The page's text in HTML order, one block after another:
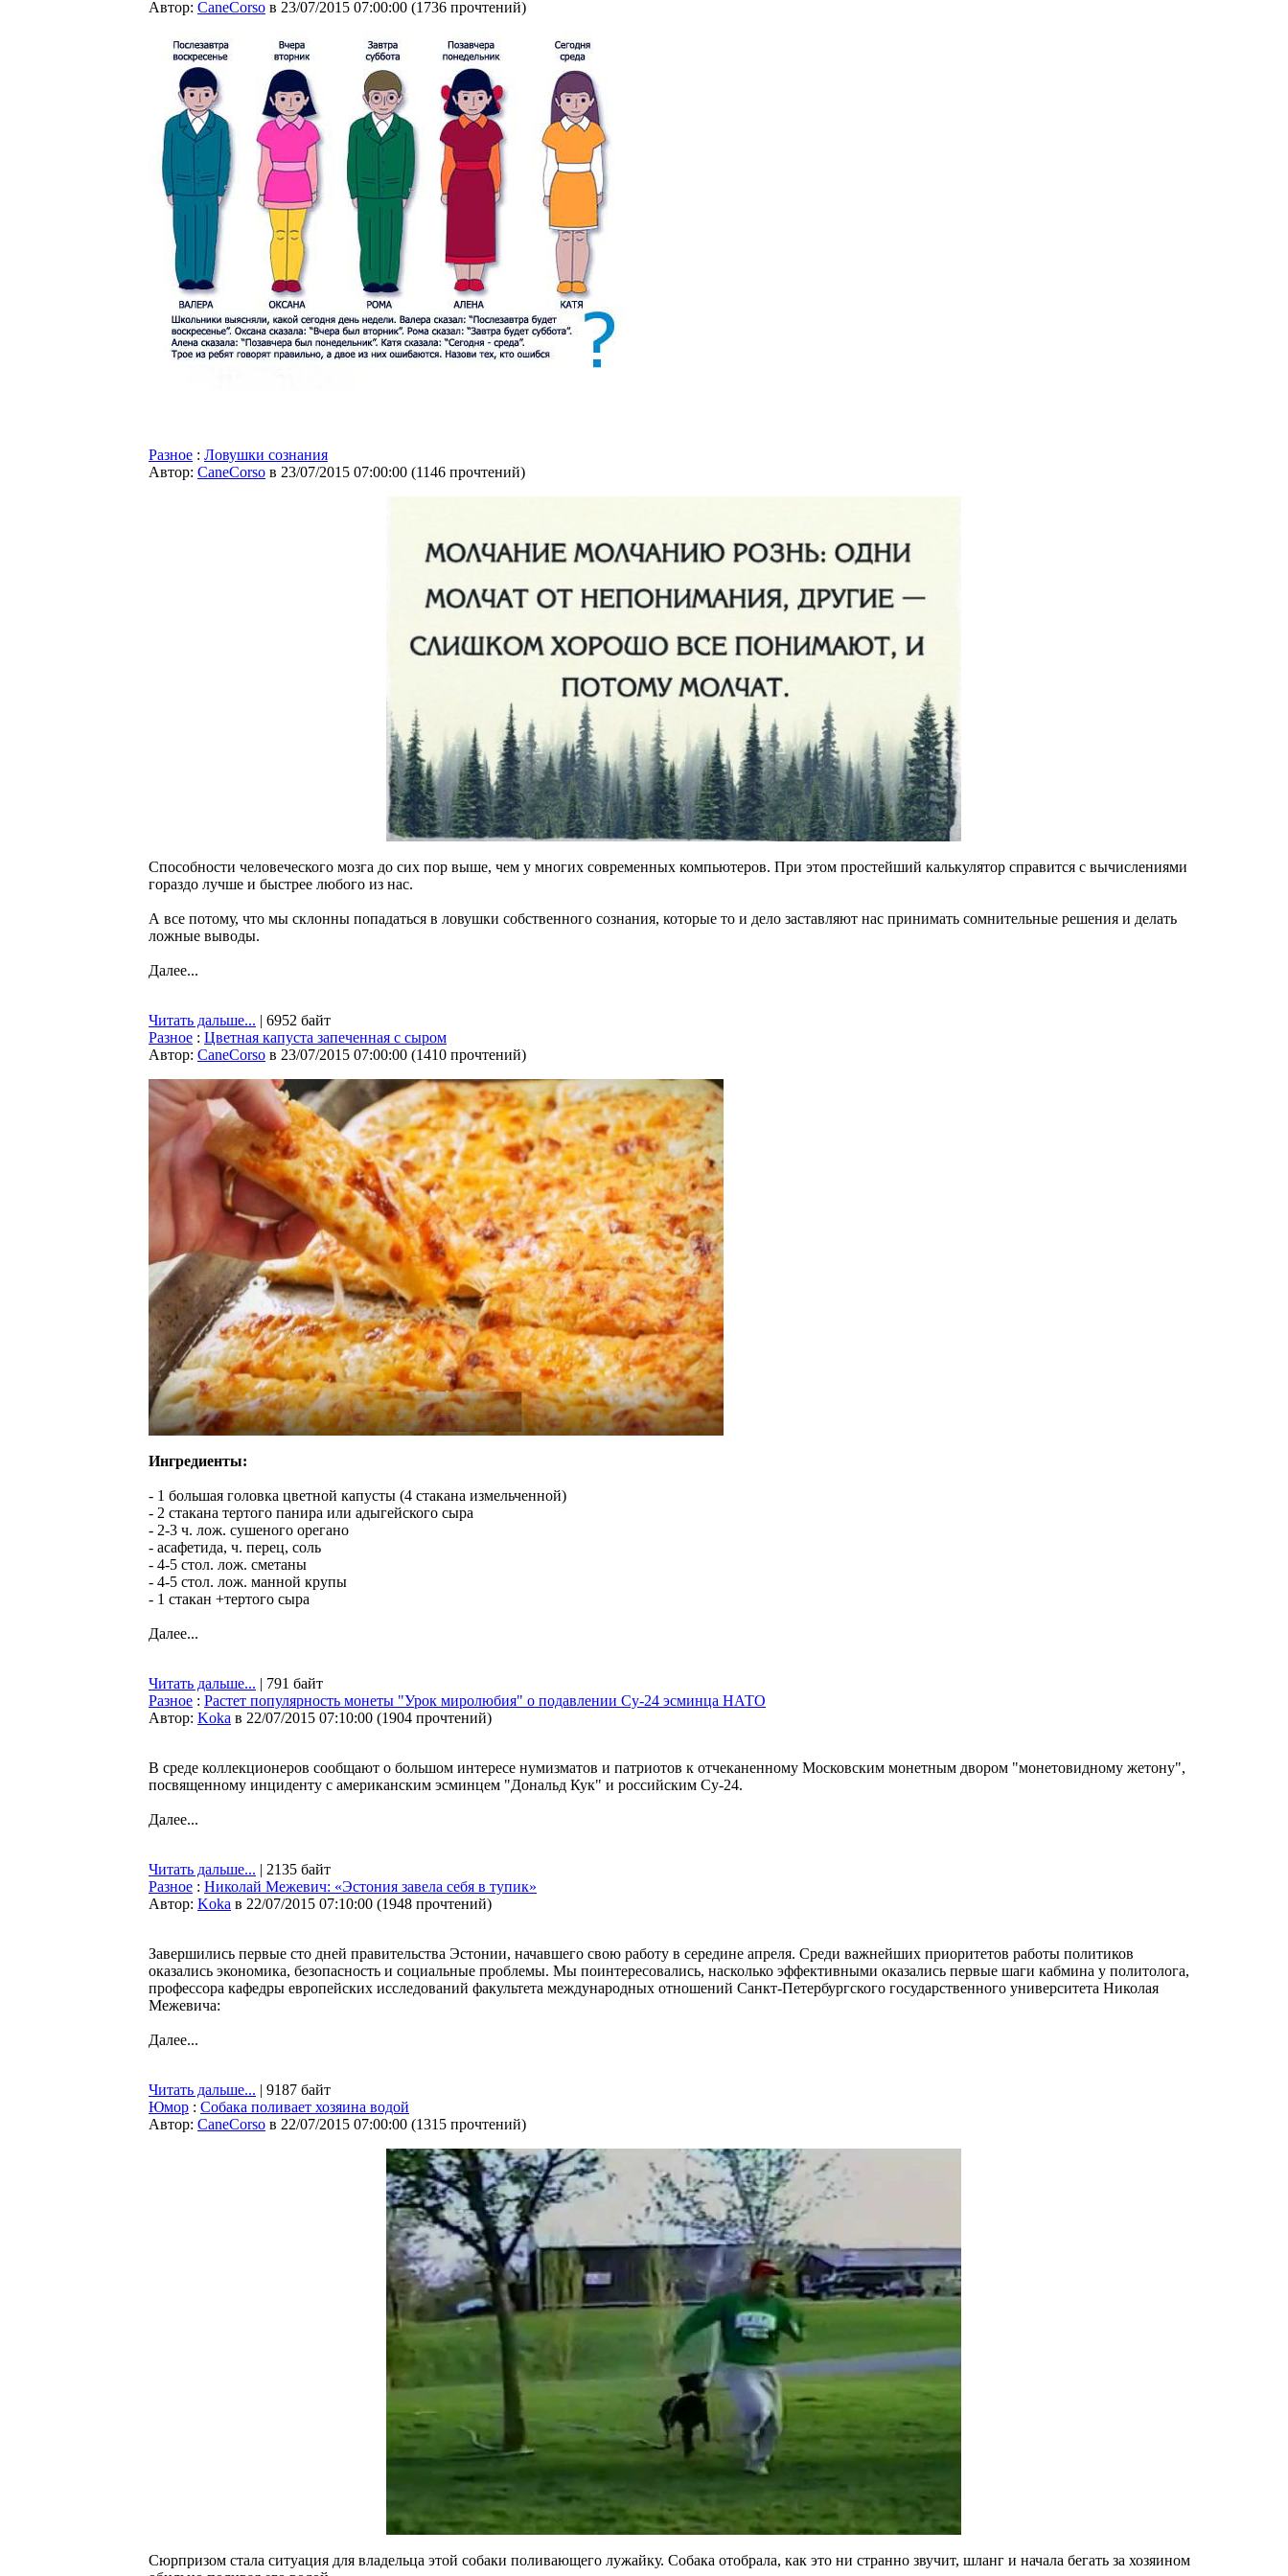
Автор: CaneCorso в 23/07/2015 07:00:00 (1736 прочтений)
Разное : Ловушки сознания
Автор: CaneCorso в 23/07/2015 07:00:00 (1146 прочтений)
Способности человеческого мозга до сих пор выше, чем у многих современных компьютеров. При этом простейший калькулятор справится с вычислениями
гораздо лучше и быстрее любого из нас.
А все потому, что мы склонны попадаться в ловушки собственного сознания, которые то и дело заставляют нас принимать сомнительные решения и делать
ложные выводы.
Далее...
Читать дальше... | 6952 байт
Разное : Цветная капуста запеченная с сыром
Автор: CaneCorso в 23/07/2015 07:00:00 (1410 прочтений)
Ингредиенты:
- 1 большая головка цветной капусты (4 стакана измельченной)
- 2 стакана тертого панира или адыгейского сыра
- 2-3 ч. лож. сушеного орегано
- асафетида, ч. перец, соль
- 4-5 стол. лож. сметаны
- 4-5 стол. лож. манной крупы
- 1 стакан +тертого сыра
Далее...
Читать дальше... | 791 байт
Разное : Растет популярность монеты "Урок миролюбия" о подавлении Су-24 эсминца НАТО
Автор: Koka в 22/07/2015 07:10:00 (1904 прочтений)
В среде коллекционеров сообщают о большом интересе нумизматов и патриотов к отчеканенному Московским монетным двором "монетовидному жетону",
посвященному инциденту с американским эсминцем "Дональд Кук" и российским Су-24.
Далее...
Читать дальше... | 2135 байт
Разное : Николай Межевич: «Эстония завела себя в тупик»
Автор: Koka в 22/07/2015 07:10:00 (1948 прочтений)
Завершились первые сто дней правительства Эстонии, начавшего свою работу в середине апреля. Среди важнейших приоритетов работы политиков
оказались экономика, безопасность и социальные проблемы. Мы поинтересовались, насколько эффективными оказались первые шаги кабмина у политолога,
профессора кафедры европейских исследований факультета международных отношений Санкт-Петербургского государственного университета Николая
Межевича:
Далее...
Читать дальше... | 9187 байт
Юмор : Собака поливает хозяина водой
Автор: CaneCorso в 22/07/2015 07:00:00 (1315 прочтений)
Сюрпризом стала ситуация для владельца этой собаки поливающего лужайку. Собака отобрала, как это ни странно звучит, шланг и начала бегать за хозяином